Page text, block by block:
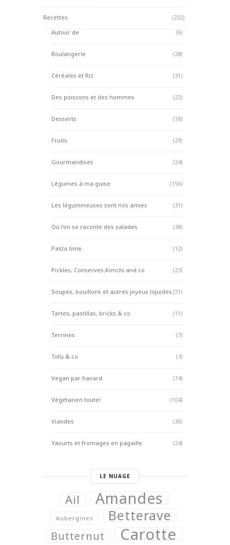
Recettes
(232)
Autour de
(6)
Boulangerie (28)
Céréales et Riz (31)
Des poissons et des hommes (22)
Desserts (18)
Fruits (29)
Gourmandises (24)
Légumes à ma guise (156)
Les légumineuses sont nos amies (31)
Où l'on se raconte des salades (38)
Pasta time (12)
Pickles, Conserves,Kimchi and co (23)
Soupes, bouillons et autres joyeux liquides (21)
Tartes, pastillas, bricks & co (11)
Terrines (7)
Tofu & co (3)
Vegan par hasard (74)
Végétarien toute! (104)
Viandes (36)
Yaourts et fromages en pagaille (24)
LE NUAGE
Ail Amandes
Aubergines Betterave
Butternut Carotte